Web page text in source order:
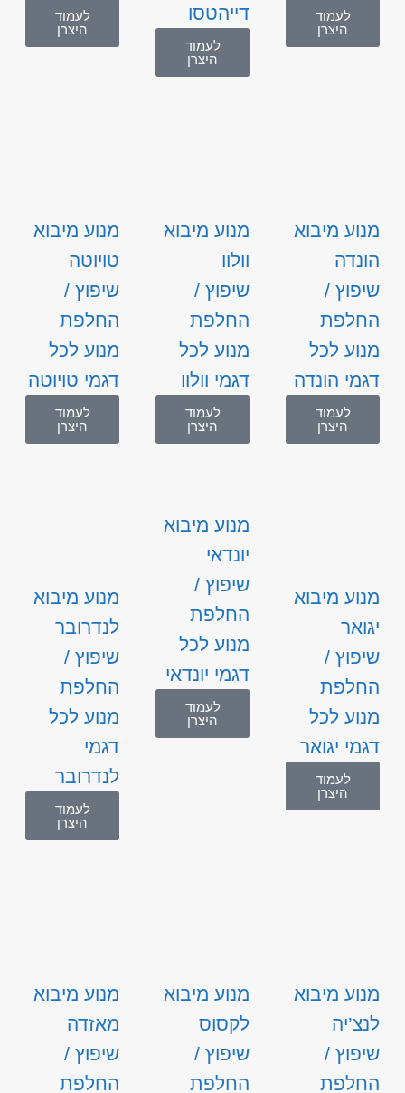
לעמוד
היצרן
דייהטסו
לעמוד
היצרן
לעמוד
היצרן
מנוע מיבוא
הונדה
שיפוץ /
החלפת
מנוע לכל
דגמי הונדה
לעמוד
היצרן
מנוע מיבוא
וולוו
שיפוץ /
החלפת
מנוע לכל
דגמי וולוו
לעמוד
היצרן
מנוע מיבוא
טויוטה
שיפוץ /
החלפת
מנוע לכל
דגמי טויוטה
לעמוד
היצרן
מנוע מיבוא
יגואר
שיפוץ /
החלפת
מנוע לכל
דגמי יגואר
לעמוד
היצרן
מנוע מיבוא
יונדאי
שיפוץ /
החלפת
מנוע לכל
דגמי יונדאי
לעמוד
היצרן
מנוע מיבוא
לנדרובר
שיפוץ /
החלפת
מנוע לכל
דגמי
לנדרובר
לעמוד
היצרן
מנוע מיבוא
לנצ’יה
שיפוץ /
החלפת
מנוע מיבוא
לקסוס
שיפוץ /
החלפת
מנוע מיבוא
מאזדה
שיפוץ /
החלפת